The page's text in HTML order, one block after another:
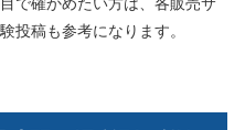
で確かめたい方は、各販売サ
投稿も参考になります。